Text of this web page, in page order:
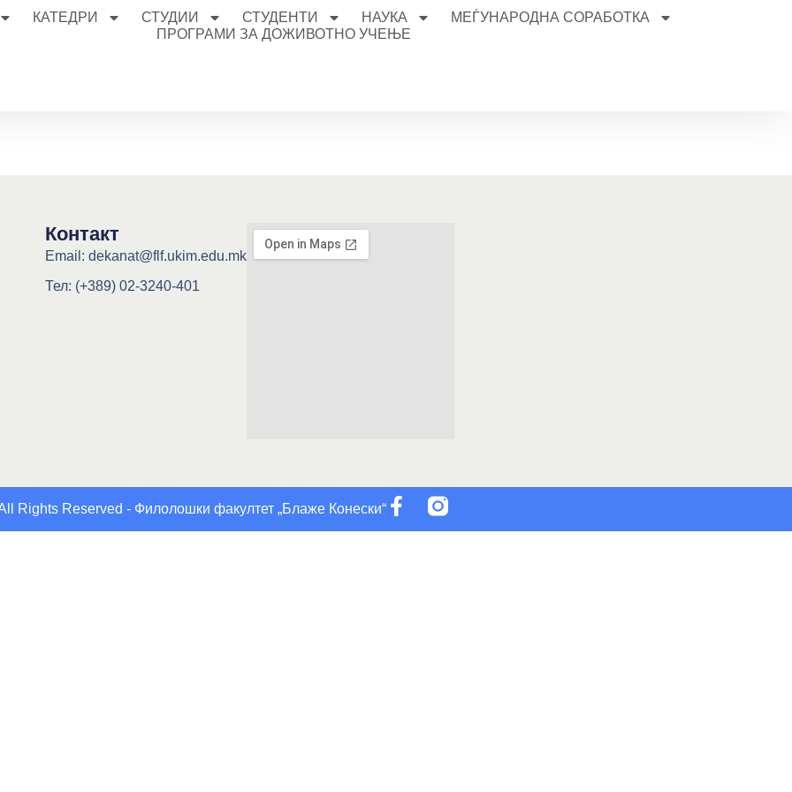
КАТЕДРИ СТУДИИ СТУДЕНТИ НАУКА
МЕЃУНАРОДНА СОРАБОТКА
ПРОГРАМИ ЗА ДОЖИВОТНО УЧЕЊЕ
Контакт
Email: dekanat@flf.ukim.edu.mk
Тел: (+389) 02-3240-401
Rights Reserved - Филолошки факултет „Блаже Конески“